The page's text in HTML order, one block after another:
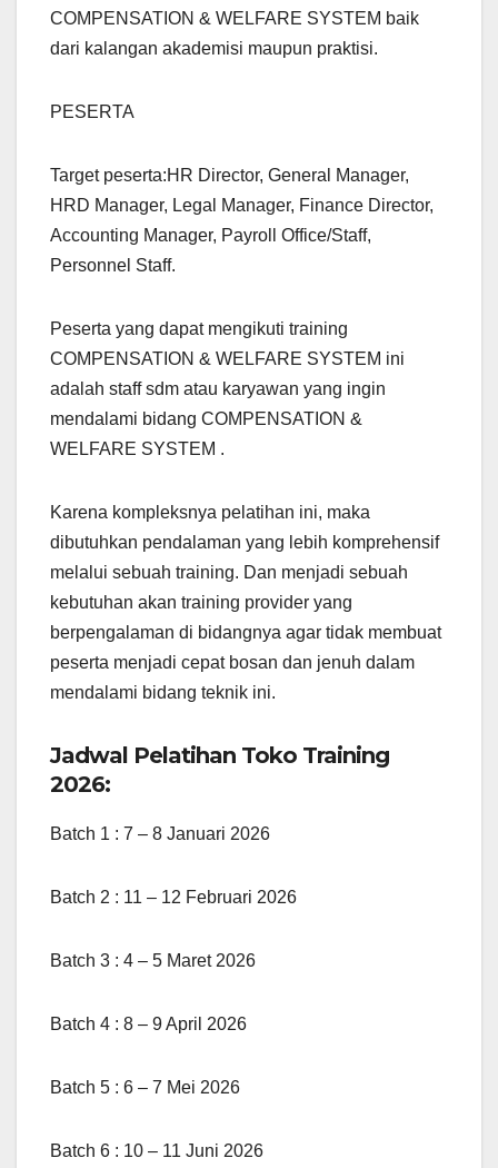
COMPENSATION & WELFARE SYSTEM baik
dari kalangan akademisi maupun praktisi.
PESERTA
Target peserta:HR Director, General Manager,
HRD Manager, Legal Manager, Finance Director,
Accounting Manager, Payroll Office/Staff,
Personnel Staff.
Peserta yang dapat mengikuti training
COMPENSATION & WELFARE SYSTEM ini
adalah staff sdm atau karyawan yang ingin
mendalami bidang COMPENSATION &
WELFARE SYSTEM .
Karena kompleksnya pelatihan ini, maka
dibutuhkan pendalaman yang lebih komprehensif
melalui sebuah training. Dan menjadi sebuah
kebutuhan akan training provider yang
berpengalaman di bidangnya agar tidak membuat
peserta menjadi cepat bosan dan jenuh dalam
mendalami bidang teknik ini.
Jadwal Pelatihan Toko Training
2026:
Batch 1 : 7 – 8 Januari 2026
Batch 2 : 11 – 12 Februari 2026
Batch 3 : 4 – 5 Maret 2026
Batch 4 : 8 – 9 April 2026
Batch 5 : 6 – 7 Mei 2026
Batch 6 : 10 – 11 Juni 2026